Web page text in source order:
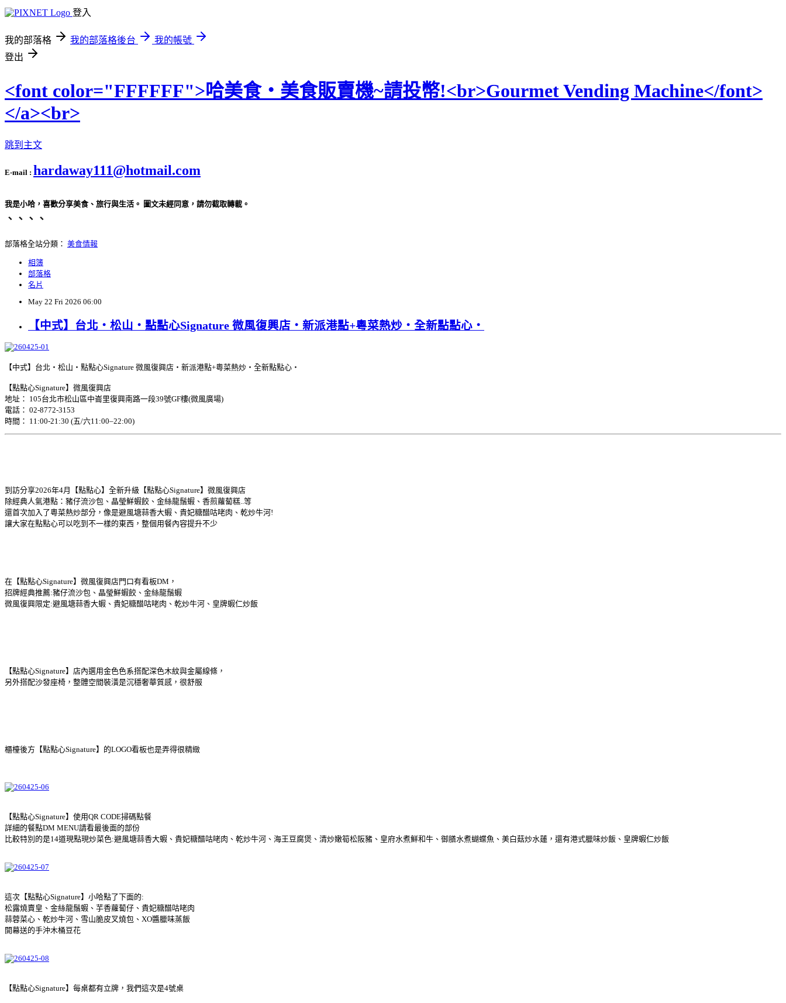
登入
我的部落格 我的部落格後台
我的帳號
登出
<font color="FFFFFF">哈美食‧美食販賣機~請投幣!<br>Gourmet Vending Machine</font>
</a><br>
跳到主文
E-mail : hardaway111@hotmail.com
我是小哈，喜歡分享美食、旅行與生活。 圖文未經同意，請勿截取轉載。
、、、、
部落格全站分類： 美食情報
相簿
部落格
名片
May 22 Fri 2026 06:00
【中式】台北‧松山‧點點心Signature 微風復興店‧新派港點+粵菜熱炒‧全新點點心‧
【中式】台北‧松山‧點點心Signature 微風復興店‧新派港點+粵菜熱炒‧全新點點心‧
【點點心Signature】微風復興店
地址： 105台北市松山區中崙里復興南路一段39號GF樓(微風廣場)
電話： 02-8772-3153
時間： 11:00-21:30 (五/六11:00–22:00)
到訪分享2026年4月【點點心】全新升級【點點心Signature】微風復興店
除經典人氣港點：豬仔流沙包、晶瑩鮮蝦餃、金絲龍鬚蝦、香煎蘿蔔糕..等
還首次加入了粵菜熱炒部分，像是避風塘蒜香大蝦、貴妃糖醋咕咾肉、乾炒牛河!
讓大家在點點心可以吃到不一樣的東西，整個用餐內容提升不少
在【點點心Signature】微風復興店門口有看板DM，
招牌經典推薦:豬仔流沙包、晶瑩鮮蝦餃、金絲龍鬚蝦
微風復興限定:避風塘蒜香大蝦、貴妃糖醋咕咾肉、乾炒牛河、皇牌蝦仁炒飯
【點點心Signature】店內選用金色色系搭配深色木紋與金屬線條，
另外搭配沙發座椅，整體空間裝潢是沉穩奢華質感，很舒服
櫃檯後方【點點心Signature】的LOGO看板也是弄得很精緻
【點點心Signature】使用QR CODE掃碼點餐
詳細的餐點DM MENU請看最後面的部份
比較特別的是14道現點現炒菜色:避風塘蒜香大蝦、貴妃糖醋咕咾肉、乾炒牛河、海王豆腐煲、清炒嫩筍松阪豬、皇府水煮鮮和牛、御膳水煮蝴蝶魚、美白菇炒水蓮，還有港式臘味炒飯、皇牌蝦仁炒飯
這次【點點心Signature】小哈點了下面的:
松露燒賣皇、金絲龍鬚蝦、芋香蘿蔔仔、貴妃糖醋咕咾肉
蒜蓉菜心、乾炒牛河、雪山脆皮叉燒包、XO醬臘味蒸飯
開幕送的手沖木桶豆花
【點點心Signature】每桌都有立牌，我們這次是4號桌